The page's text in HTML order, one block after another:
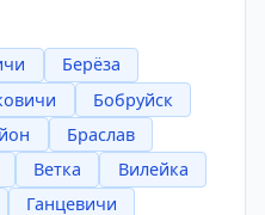
Берёза
Бобруйск
Браслав
Ветка
Вилейка
Ганцевичи